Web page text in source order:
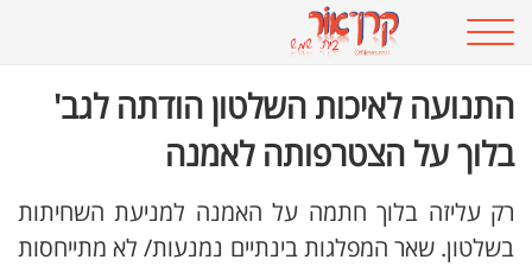
התנועה לאיכות השלטון הודתה לגב'
בלוך על הצטרפותה לאמנה
רק עליזה בלוך חתמה על האמנה למניעת השחיתות
בשלטון. שאר המפלגות בינתיים נמנעות/ לא מתייחסות